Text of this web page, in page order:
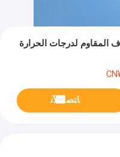
المقاوم لدرجات الحرارة
ﺎﺘﺼﻟ ﺍﻶﻧ